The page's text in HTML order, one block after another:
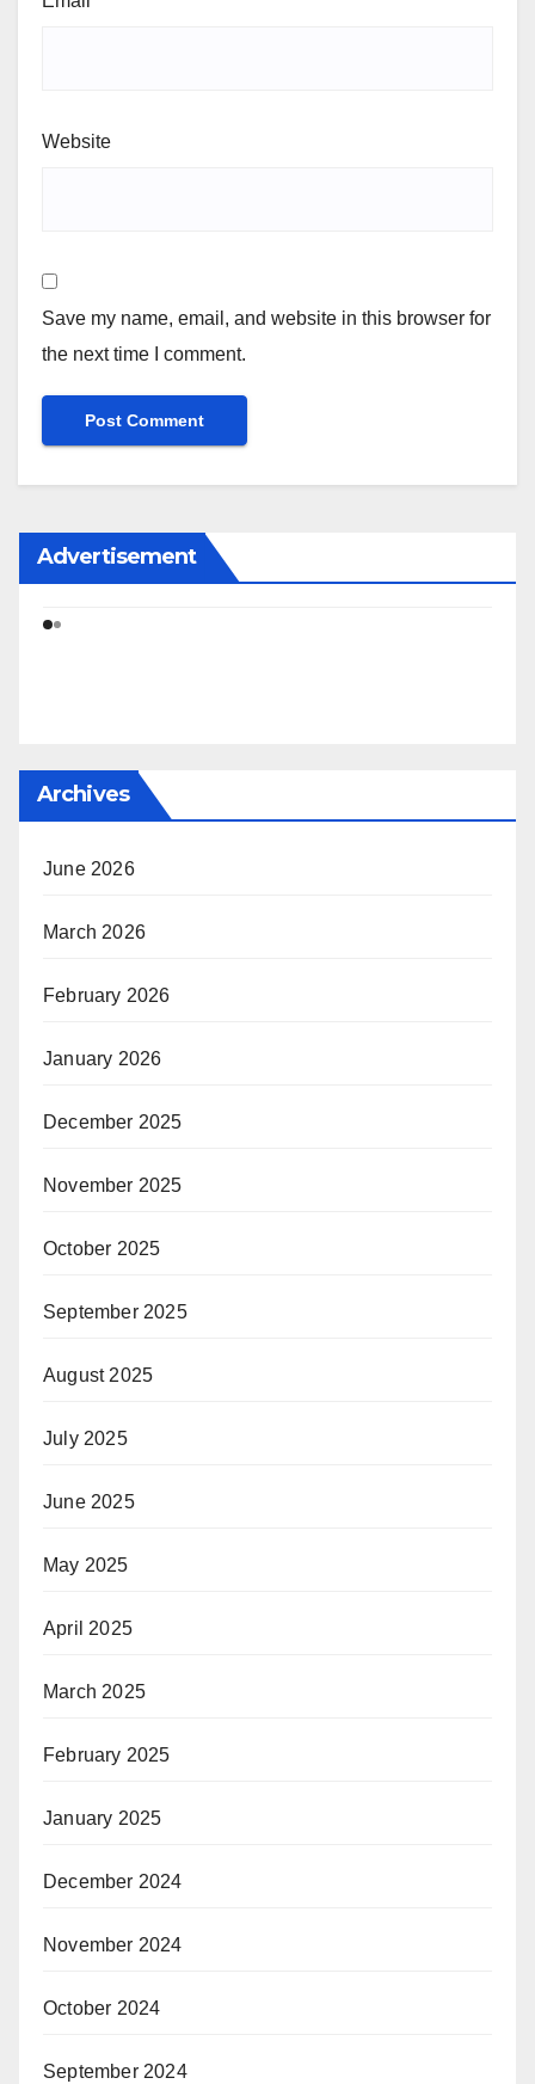
Website
Save my name, email, and website in this browser for
the next time I comment.
Advertisement
Archives
June 2026
March 2026
February 2026
January 2026
December 2025
November 2025
October 2025
September 2025
August 2025
July 2025
June 2025
May 2025
April 2025
March 2025
February 2025
January 2025
December 2024
November 2024
October 2024
September 2024